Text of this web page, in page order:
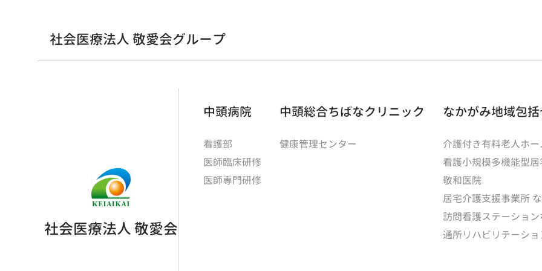
社会医療法人 敬愛会グループ
社会医療法人 敬愛会
中頭病院
看護部
医師臨床研修
医師専門研修
中頭総合ちばなクリニック
健康管理センター
なかがみ地域包
介護付き有料老人ホ
看護小規模多機能型
敬和医院
居宅介護支援事業所
訪問看護ステーショ
通所リハビリテーシ